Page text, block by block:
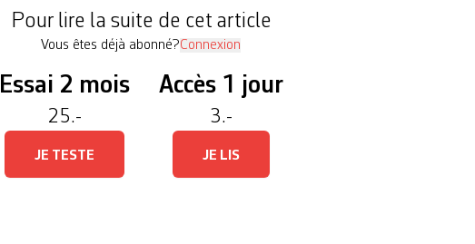
Pour lire la suite de cet article
Vous êtes déjà abonné?Connexion
Essai 2 mois
25.-
JE TESTE
Accès 1 jour
3.-
JE LIS